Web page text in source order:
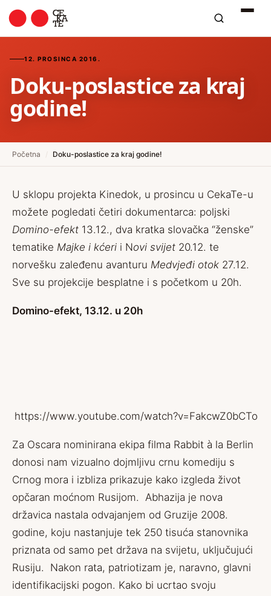
12. PROSINCA 2016.
Doku-poslastice za kraj
godine!
Početna Doku-poslastice za kraj godine!
U sklopu projekta Kinedok, u prosincu u CekaTe-u
možete pogledati četiri dokumentarca: poljski
Domino-efekt 13.12., dva kratka slovačka “ženske”
tematike Majke i kćeri i Novi svijet 20.12. te
norvešku zaleđenu avanturu Medvjeđi otok 27.12.
Sve su projekcije besplatne i s početkom u 20h.
Domino-efekt, 13.12. u 20h
https://www.youtube.com/watch?v=FakcwZ0bCTo
Za Oscara nominirana ekipa filma Rabbit à la Berlin
donosi nam vizualno dojmljivu crnu komediju s
Crnog mora i izbliza prikazuje kako izgleda život
opčaran moćnom Rusijom. Abhazija je nova
državica nastala odvajanjem od Gruzije 2008.
godine, koju nastanjuje tek 250 tisuća stanovnika
priznata od samo pet država na svijetu, uključujući
Rusiju. Nakon rata, patriotizam je, naravno, glavni
identifikacijski pogon. Kako bi ucrtao svoju